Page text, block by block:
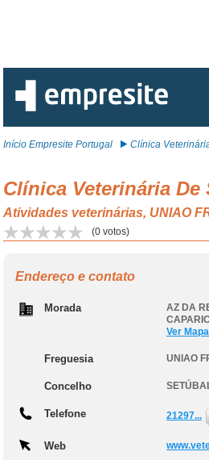
Início Empresite Portugal Clínica
Clínica Veterinária De
Atividades veterinárias, UNIAO
(0 votos)
Endereço e contato
Morada
AZ DA
Ver Mapa
Freguesia UNIAO
Concelho
Telefone 21297...
Web